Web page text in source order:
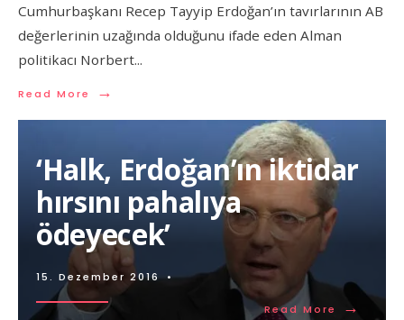
Cumhurbaşkanı Recep Tayyip Erdoğan’ın tavırlarının AB
değerlerinin uzağında olduğunu ifade eden Alman
politikacı Norbert...
Read More →
‘Halk, Erdoğan’ın iktidar
hırsını pahalıya
ödeyecek’
15. Dezember 2016 •
Read More →